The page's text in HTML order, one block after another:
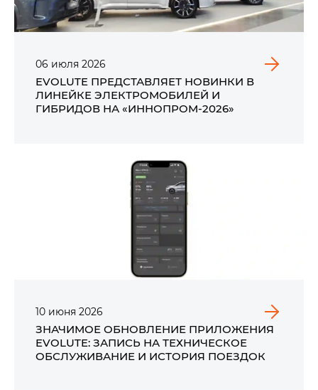
06 июля 2026
EVOLUTE ПРЕДСТАВЛЯЕТ НОВИНКИ В
ЛИНЕЙКЕ ЭЛЕКТРОМОБИЛЕЙ И
ГИБРИДОВ НА «ИННОПРОМ-2026»
10 июня 2026
ЗНАЧИМОЕ ОБНОВЛЕНИЕ ПРИЛОЖЕНИЯ
EVOLUTE: ЗАПИСЬ НА ТЕХНИЧЕСКОЕ
ОБСЛУЖИВАНИЕ И ИСТОРИЯ ПОЕЗДОК